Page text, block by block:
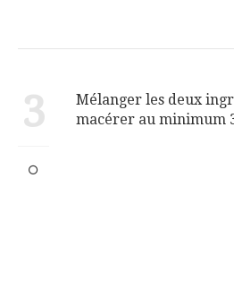
3
Mélanger les deux
macérer au minimum